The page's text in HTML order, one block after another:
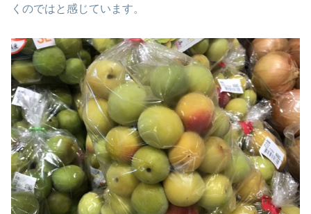
くのではと感じています。